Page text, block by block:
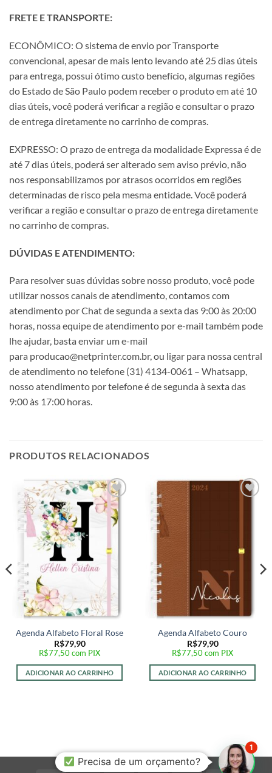
FRETE E TRANSPORTE:
ECONÔMICO: O sistema de envio por Transporte
convencional, apesar de mais lento levando até 25 dias úteis
para entrega, possui ótimo custo benefício, algumas regiões
do Estado de São Paulo podem receber o produto em até 10
dias úteis, você poderá verificar a região e consultar o prazo
de entrega diretamente no carrinho de compras.
EXPRESSO: O prazo de entrega da modalidade Expressa é de
até 7 dias úteis, poderá ser alterado sem aviso prévio, não
nos responsabilizamos por atrasos ocorridos em regiões
determinadas de risco pela mesma entidade. Você poderá
verificar a região e consultar o prazo de entrega diretamente
no carrinho de compras.
DÚVIDAS E ATENDIMENTO:
Para resolver suas dúvidas sobre nosso produto, você pode
utilizar nossos canais de atendimento, contamos com
atendimento por Chat de segunda a sexta das 9:00 às 20:00
horas, nossa equipe de atendimento por e-mail também pode
lhe ajudar, basta enviar um e-mail
para producao@netprinter.com.br, ou ligar para nossa central
de atendimento no telefone (31) 4134-0061 – Whatsapp,
nosso atendimento por telefone é de segunda à sexta das
9:00 às 17:00 horas.
PRODUTOS RELACIONADOS
Adicionar
a lista de
desejos
Agenda Alfabeto Floral Rose
R$79,90
R$77,50com PIX
ADICIONAR AO CARRINHO
Agenda Alfabeto Couro
R$79,90
R$77,50com PIX
ADICIONAR AO CARRINHO
Precisa de um orçamento?
1